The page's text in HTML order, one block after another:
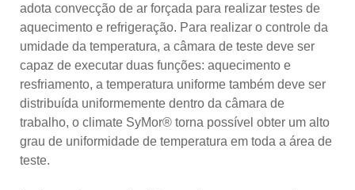
adota convecção de ar forçada para realizar testes de
aquecimento e refrigeração. Para realizar o controle da
umidade da temperatura, a câmara de teste deve ser
capaz de executar duas funções: aquecimento e
resfriamento, a temperatura uniforme também deve ser
distribuída uniformemente dentro da câmara de
trabalho, o climate SyMor® torna possível obter um alto
grau de uniformidade de temperatura em toda a área de
teste.